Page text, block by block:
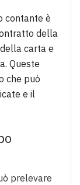
contante è
della
carta e
Queste
che può
e il
prelevare